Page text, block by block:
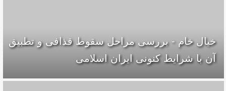
خیال خام - بررسی مراحل سقوط قذافی و تطبیق
آن با شرایط کنونی ایران اسلامی